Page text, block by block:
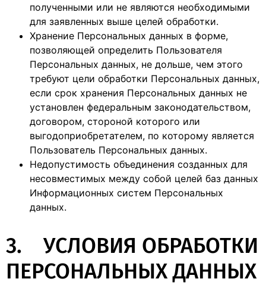
полученными или не являются необходимыми
для заявленных выше целей обработки.
Хранение Персональных данных в форме,
позволяющей определить Пользователя
Персональных данных, не дольше, чем этого
требуют цели обработки Персональных данных,
если срок хранения Персональных данных не
установлен федеральным законодательством,
договором, стороной которого или
выгодоприобретателем, по которому является
Пользователь Персональных данных.
Недопустимость объединения созданных для
несовместимых между собой целей баз данных
Информационных систем Персональных
данных.
3. УСЛОВИЯ ОБРАБОТКИ
ПЕРСОНАЛЬНЫХ ДАННЫХ